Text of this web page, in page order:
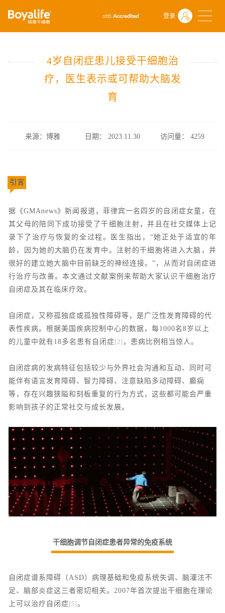
登录
首页 什么是干细胞
前沿动态
4岁自闭症患儿接受干细胞治疗，医生表示或可帮助大脑发育
4岁自闭症患儿接受干细胞治
疗，医生表示或可帮助大脑发
育
来源：博雅 日期： 2023.11.30 访问量：4259
引言
据《GMAnews》新闻报道，菲律宾一名四岁的自闭症女童，在
其父母的陪同下成功接受了干细胞注射，并且在社交媒体上记
录下了治疗与恢复的全过程。医生指出，“她正处于适宜的年
龄，因为她的大脑仍在发育中。注射的干细胞将进入大脑，并
很好的建立她大脑中目前缺乏的神经连接。”，从而对自闭症进
行治疗与改善。本文通过文献案例来帮助大家认识干细胞治疗
自闭症及其在临床疗效。
自闭症，又称孤独症或孤独性障碍等，是广泛性发育障碍的代
表性疾病。根据美国疾病控制中心的数据，每1000名8岁以上
的儿童中就有18多名患有自闭症 [2] ，患病比例相当惊人。
自闭症病的发病特征包括较少与外界社会沟通和互动、同时可
能伴有语言发育障碍、智力障碍、注意缺陷多动障碍、癫痫
等，存在兴趣狭隘和刻板重复的行为方式，这些都可能会严重
影响到孩子的正常社交与成长发展。
干细胞调节自闭症患者异常的免疫系统
自闭症谱系障碍（ASD）病理基础和免疫系统失调、脑灌注不
足、脑部炎症这三者密切相关。2007年首次提出干细胞在理论
上可以治疗自闭症 [5] 。